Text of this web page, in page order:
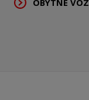
OBYTNÉ